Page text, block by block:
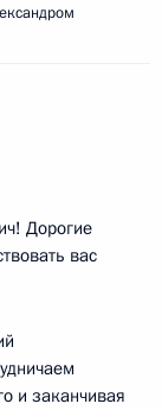
Дорогие
вас
и заканчивая